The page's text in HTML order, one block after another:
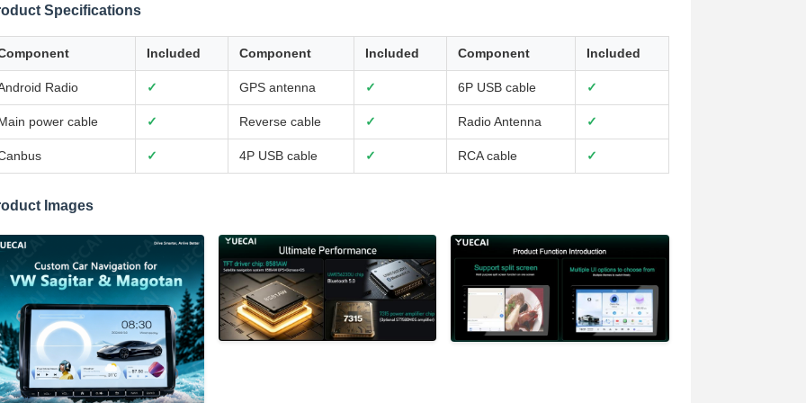
Specifications
Included Component Included Component Included
Radio ✓ GPS antenna ✓ 6P USB cable ✓
power cable ✓ Reverse cable ✓ Radio Antenna ✓
✓ 4P USB cable ✓ RCA cable ✓
Images